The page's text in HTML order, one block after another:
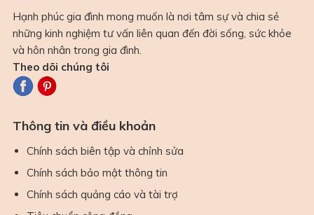
Hạnh phúc gia đình mong muốn là nơi tâm sự và chia sẻ
những kinh nghiệm tư vấn liên quan đến đời sống, sức khỏe
và hôn nhân trong gia đình.
Theo dõi chúng tôi
Thông tin và điều khoản
Chính sách biên tập và chỉnh sửa
Chính sách bảo mật thông tin
Chính sách quảng cáo và tài trợ